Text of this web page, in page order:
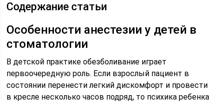
Содержание статьи
Особенности анестезии у детей в
стоматологии
В детской практике обезболивание играет
первоочередную роль. Если взрослый пациент в
состоянии перенести легкий дискомфорт и провести
в кресле несколько часов подряд, то психика ребенка